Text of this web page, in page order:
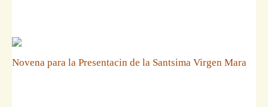
Novena para la Presentacin de la Santsima Virgen Mara